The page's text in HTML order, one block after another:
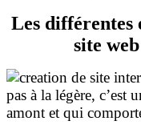
Les différentes
site
pas à la légère, c’est
amont et qui